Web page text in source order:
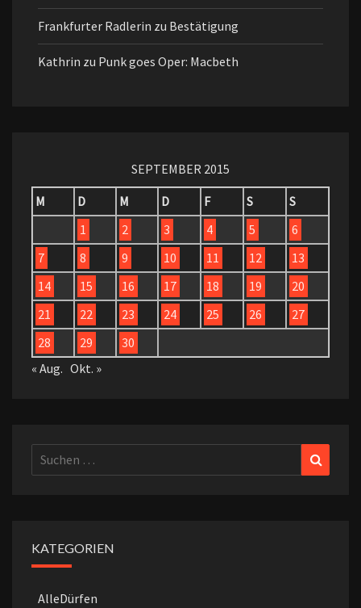
Frankfurter Radlerin zu Bestätigung
Kathrin zu Punk goes Oper: Macbeth
SEPTEMBER 2015
M
D M D F S
S
1
2 3 4 5
6
7
8 9 10 11 12
13
14
15 16 17 18 19
20
21
22 23 24 25 26
27
28
29
30
« Aug. Okt. »
Suchen
nach:
KATEGORIEN
AlleDürfen